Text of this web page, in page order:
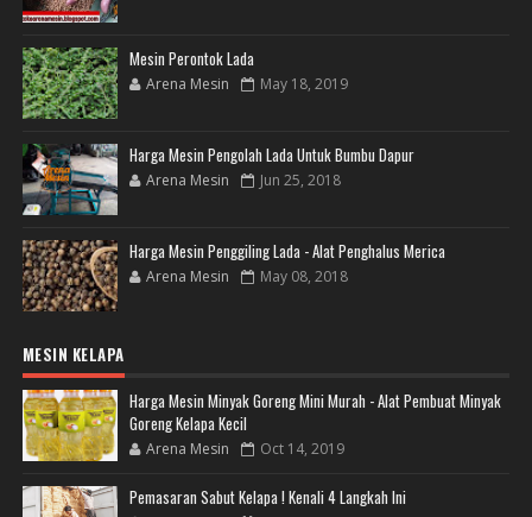
Mesin Perontok Lada
Arena Mesin May 18, 2019
Harga Mesin Pengolah Lada Untuk Bumbu Dapur
Arena Mesin Jun 25, 2018
Harga Mesin Penggiling Lada - Alat Penghalus Merica
Arena Mesin May 08, 2018
MESIN KELAPA
Harga Mesin Minyak Goreng Mini Murah - Alat Pembuat Minyak
Goreng Kelapa Kecil
Arena Mesin Oct 14, 2019
Pemasaran Sabut Kelapa ! Kenali 4 Langkah Ini